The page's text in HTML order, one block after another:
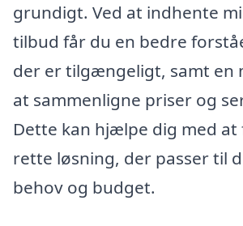
grundigt. Ved at indhente
tilbud får du en bedre
der er tilgængeligt, samt en
at sammenligne priser og
Dette kan hjælpe dig med at
rette løsning, der passer til
behov og budget.